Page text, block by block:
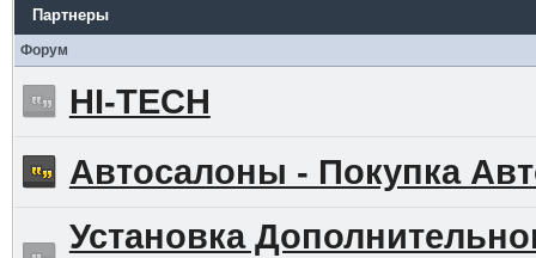
Партнеры
Форум
HI-TECH
Автосалоны - Покупка
Установка